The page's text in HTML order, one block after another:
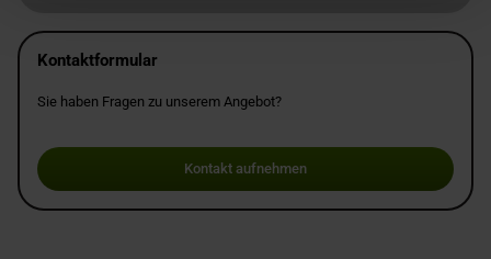
Kontaktformular
Sie haben Fragen zu unserem Angebot?
Kontakt aufnehmen